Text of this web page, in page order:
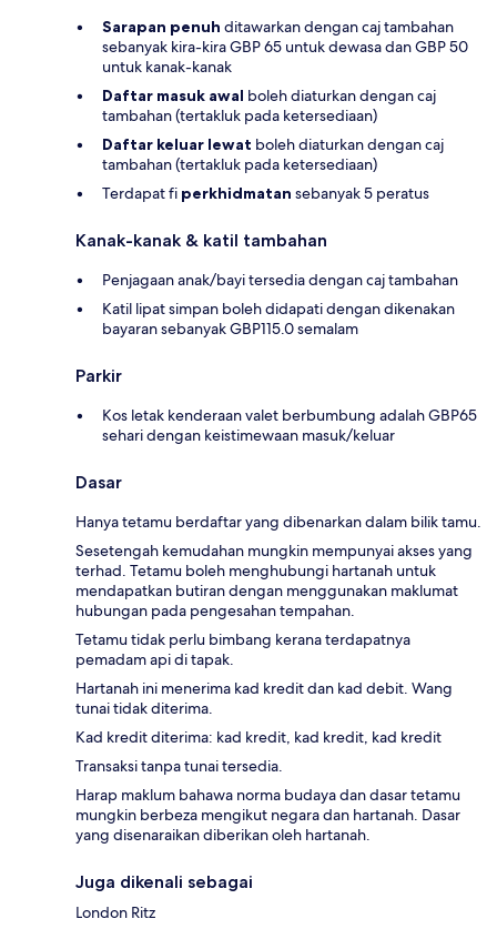
Sarapan penuh ditawarkan dengan caj tambahan
sebanyak kira-kira GBP 65 untuk dewasa dan GBP 50
untuk kanak-kanak
Daftar masuk awal boleh diaturkan dengan caj
tambahan (tertakluk pada ketersediaan)
Daftar keluar lewat boleh diaturkan dengan caj
tambahan (tertakluk pada ketersediaan)
Terdapat fi perkhidmatan sebanyak 5 peratus
Kanak-kanak & katil tambahan
Penjagaan anak/bayi tersedia dengan caj tambahan
Katil lipat simpan boleh didapati dengan dikenakan
bayaran sebanyak GBP115.0 semalam
Parkir
Kos letak kenderaan valet berbumbung adalah GBP65
sehari dengan keistimewaan masuk/keluar
Dasar
Hanya tetamu berdaftar yang dibenarkan dalam bilik tamu.
Sesetengah kemudahan mungkin mempunyai akses yang
terhad. Tetamu boleh menghubungi hartanah untuk
mendapatkan butiran dengan menggunakan maklumat
hubungan pada pengesahan tempahan.
Tetamu tidak perlu bimbang kerana terdapatnya
pemadam api di tapak.
Hartanah ini menerima kad kredit dan kad debit. Wang
tunai tidak diterima.
Kad kredit diterima: kad kredit, kad kredit, kad kredit
Transaksi tanpa tunai tersedia.
Harap maklum bahawa norma budaya dan dasar tetamu
mungkin berbeza mengikut negara dan hartanah. Dasar
yang disenaraikan diberikan oleh hartanah.
Juga dikenali sebagai
London Ritz